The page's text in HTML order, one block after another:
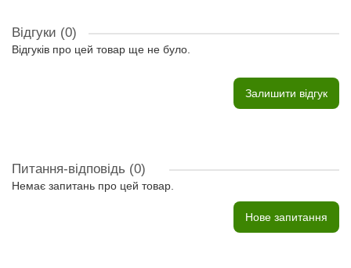
Відгуки (0)
Відгуків про цей товар ще не було.
Залишити відгук
Питання-відповідь (0)
Немає запитань про цей товар.
Нове запитання